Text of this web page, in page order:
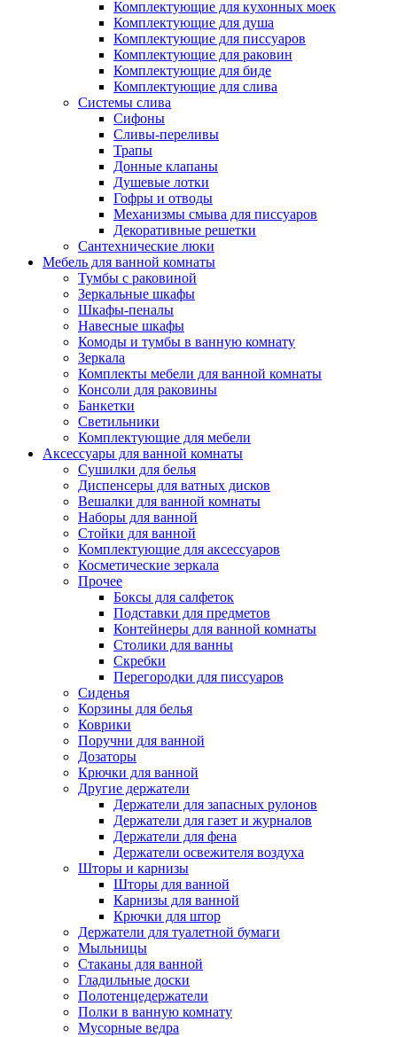
Комплектующие для кухонных моек
Комплектующие для душа
Комплектующие для писсуаров
Комплектующие для раковин
Комплектующие для биде
Комплектующие для слива
Системы слива
Сифоны
Сливы-переливы
Трапы
Донные клапаны
Душевые лотки
Гофры и отводы
Механизмы смыва для писсуаров
Декоративные решетки
Сантехнические люки
Мебель для ванной комнаты
Тумбы с раковиной
Зеркальные шкафы
Шкафы-пеналы
Навесные шкафы
Комоды и тумбы в ванную комнату
Зеркала
Комплекты мебели для ванной комнаты
Консоли для раковины
Банкетки
Светильники
Комплектующие для мебели
Аксессуары для ванной комнаты
Сушилки для белья
Диспенсеры для ватных дисков
Вешалки для ванной комнаты
Наборы для ванной
Стойки для ванной
Комплектующие для аксессуаров
Косметические зеркала
Прочее
Боксы для салфеток
Подставки для предметов
Контейнеры для ванной комнаты
Столики для ванны
Скребки
Перегородки для писсуаров
Сиденья
Корзины для белья
Коврики
Поручни для ванной
Дозаторы
Крючки для ванной
Другие держатели
Держатели для запасных рулонов
Держатели для газет и журналов
Держатели для фена
Держатели освежителя воздуха
Шторы и карнизы
Шторы для ванной
Карнизы для ванной
Крючки для штор
Держатели для туалетной бумаги
Мыльницы
Стаканы для ванной
Гладильные доски
Полотенцедержатели
Полки в ванную комнату
Мусорные ведра